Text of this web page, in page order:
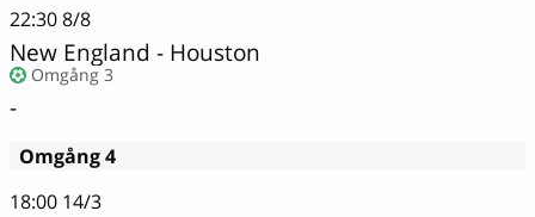
22:308/8
New England - Houston
Omgång 3
-
Omgång 4
18:00 14/3